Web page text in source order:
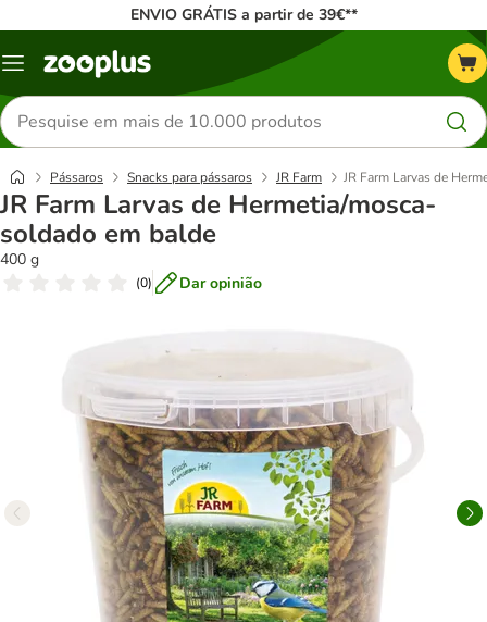
ENVIO GRÁTIS a partir de 39€**
Menu
Pesquisar
produtos
Pássaros Snacks para pássaros JR Farm JR Farm Larvas de
JR Farm Larvas de Hermetia/mosca-
soldado em balde
400 g
(0) Dar opinião